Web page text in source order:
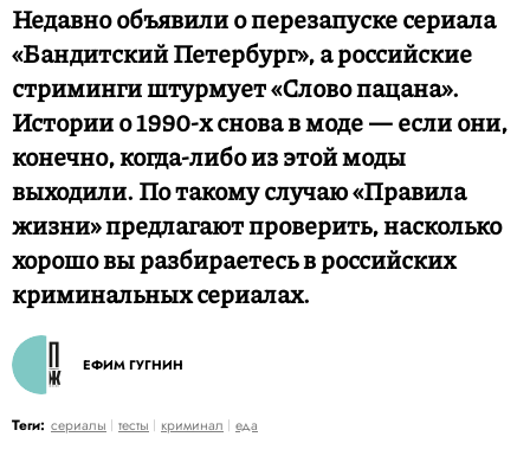
Недавно объявили о перезапуске сериала
«Бандитский Петербург», а российские
стриминги штурмует «Слово пацана».
Истории о 1990-х снова в моде — если они,
конечно, когда-либо из этой моды
выходили. По такому случаю «Правила
жизни» предлагают проверить, насколько
хорошо вы разбираетесь в российских
криминальных сериалах.
ЕФИМ ГУГНИН
Теги: сериалы тесты криминал еда